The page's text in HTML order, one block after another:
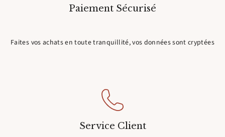
Paiement Sécurisé
Faites vos achats en toute tranquillité, vos données sont cryptées
Service Client